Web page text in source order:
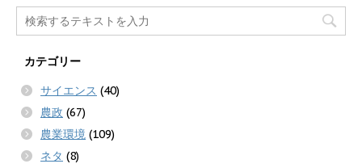
カテゴリー
サイエンス (40)
農政 (67)
農業環境 (109)
ネタ (8)